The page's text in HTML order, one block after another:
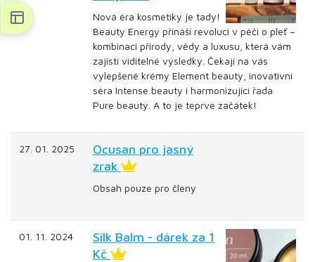
Nová éra kosmetiky je tady!
Beauty Energy přináší revoluci v péči o pleť –
kombinaci přírody, vědy a luxusu, která vám
zajistí viditelné výsledky. Čekají na vás
vylepšené krémy Element beauty, inovativní
séra Intense beauty i harmonizující řada
Pure beauty. A to je teprve začátek!
27. 01. 2025
Ocusan pro jasný
zrak
Obsah pouze pro členy
01. 11. 2024
Silk Balm - dárek za 1
Kč